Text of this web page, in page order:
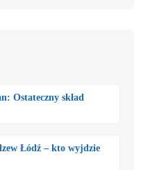
Ostateczny skład
Łódź – kto wyjdzie